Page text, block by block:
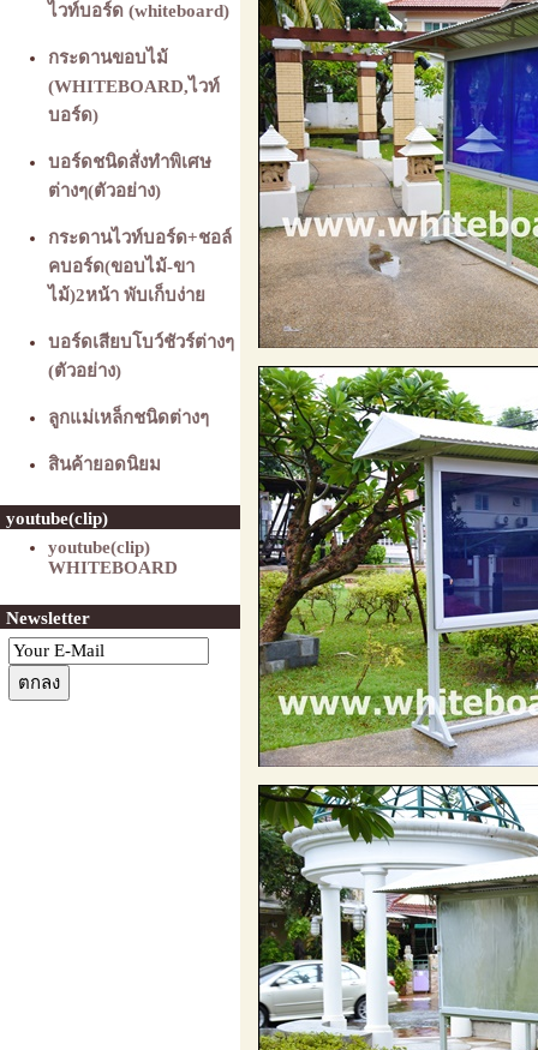
ไวท์บอร์ด (whiteboard)
กระดานขอบไม้
(WHITEBOARD,ไวท์
บอร์ด)
บอร์ดชนิดสั่งทำพิเศษ
ต่างๆ(ตัวอย่าง)
กระดานไวท์บอร์ด+ชอล์
คบอร์ด(ขอบไม้-ขา
ไม้)2หน้า พับเก็บง่าย
บอร์ดเสียบโบว์ชัวร์ต่างๆ
(ตัวอย่าง)
ลูกแม่เหล็กชนิดต่างๆ
สินค้ายอดนิยม
youtube(clip)
youtube(clip)
WHITEBOARD
Newsletter